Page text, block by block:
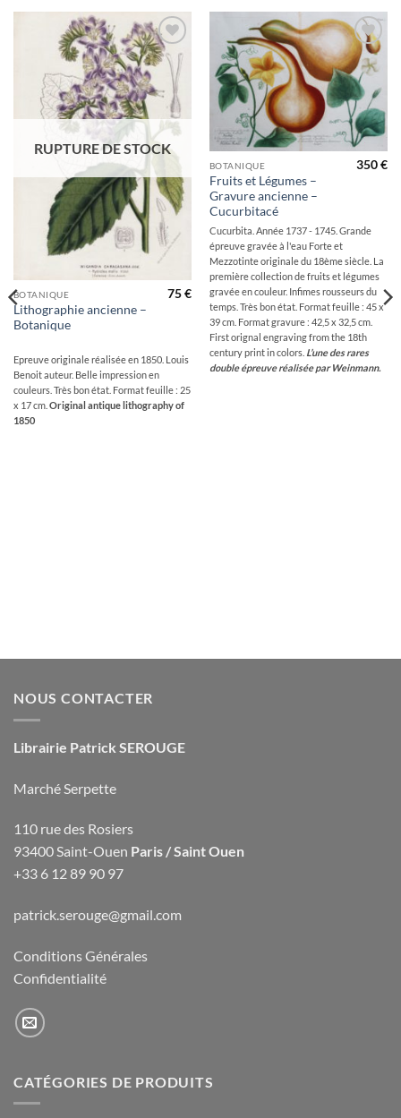
Ajouter
à la
wishlist
RUPTURE DE STOCK
BOTANIQUE
Lithographie ancienne –
Botanique
75€
Epreuve originale réalisée en 1850. Louis
Benoit auteur. Belle impression en
couleurs. Très bon état. Format feuille : 25
x 17 cm. Original antique lithography of
1850
Ajouter
à la
wishlist
BOTANIQUE
Fruits et Légumes –
Gravure ancienne –
Cucurbitacé
350€
Cucurbita. Année 1737 - 1745. Grande
épreuve gravée à l'eau Forte et
Mezzotinte originale du 18ème siècle. La
première collection de fruits et légumes
gravée en couleur. Infimes rousseurs du
temps. Très bon état. Format feuille : 45 x
39 cm. Format gravure : 42,5 x 32,5 cm.
First orignal engraving from the 18th
century print in colors. L’une des rares
double épreuve réalisée par Weinmann.
NOUS CONTACTER
Librairie Patrick SEROUGE
Marché Serpette
110 rue des Rosiers
93400 Saint-Ouen Paris / Saint Ouen
+33 6 12 89 90 97
patrick.serouge@gmail.com
Conditions Générales
Confidentialité
CATÉGORIES DE PRODUITS